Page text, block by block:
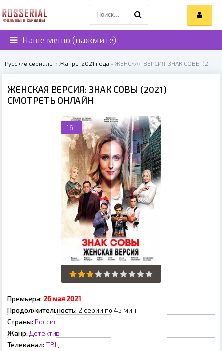
Наше меню (нажмите)
Русские сериалы » Жанры 2021 года » ЖЕНСКАЯ ВЕРСИЯ: ЗНАК СОВЫ (2021)
ЖЕНСКАЯ ВЕРСИЯ: ЗНАК СОВЫ (2021)
СМОТРЕТЬ ОНЛАЙН
16+
Премьера: 26 мaя 2021
Продолжительность: 2 серии по 45 мин.
Страны: Россия
Жанр: Детектив
Телеканал: ТВЦ